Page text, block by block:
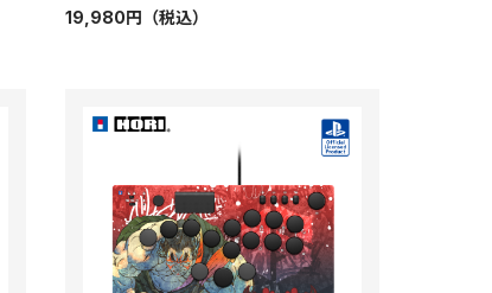
19,980円 （税込）